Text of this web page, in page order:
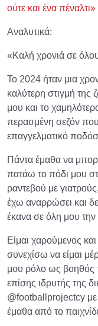
ούτε και ένα πέναλτι»
Αναλυτικά:
«Καλή χρονιά σε
Το 2024 ήταν μια
καλύτερη στιγμή της
μου και το
περασμένη σεζόν
επαγγελματικό
Πάντα έμαθα να
πατάω το πόδι μου
ραντεβού με
έχω αναρρώσει και
έκανα σε όλη μου την
Είμαι χαρούμενος
συνεχίσω να είμαι
μου ρόλο ως βοηθός
επίσης ιδρυτής της
@footballprojectcy
έμαθα από το